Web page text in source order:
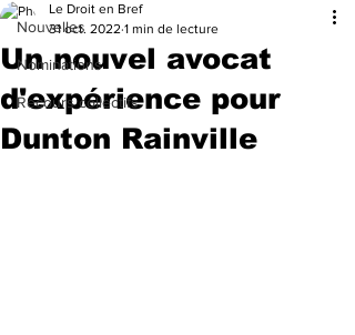
Nouvelles
Nominations
Recours collectifs
Un nouvel avocat
d'expérience pour
Dunton Rainville
Le Droit en Bref
31 oct. 2022 1 min de lecture